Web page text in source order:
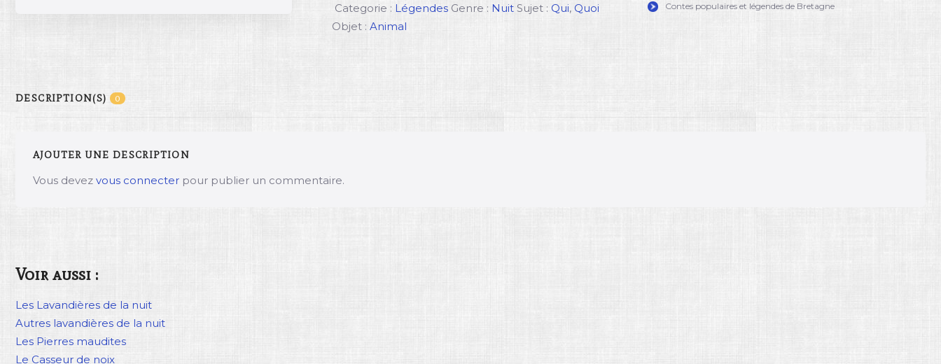
Categorie : Légendes Genre : Nuit Sujet : Qui,Quoi
Objet :Animal
Contes populaires et légendes de Bretagne
DESCRIPTION(S) 0
AJOUTER UNE DESCRIPTION
Vous devez vous connecter pour publier un commentaire.
Voir aussi :
Les Lavandières de la nuit
Autres lavandières de la nuit
Les Pierres maudites
Le Casseur de noix